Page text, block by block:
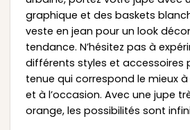
graphique et des baskets
veste en jean pour un look
tendance. N’hésitez pas à
différents styles et accessoires
tenue qui correspond le mieux
et à l’occasion. Avec une jupe
orange, les possibilités sont